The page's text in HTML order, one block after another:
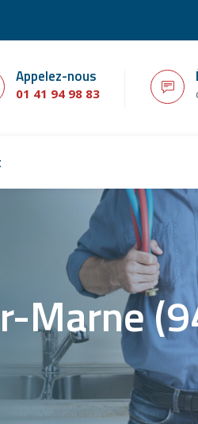
Appelez-nous
01 41 94 98 83
Marne